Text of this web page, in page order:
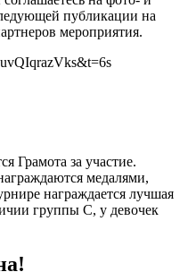
публикации на
мероприятия.
Грамота за участие.
медалями,
награждается лучшая
группы С, у девочек